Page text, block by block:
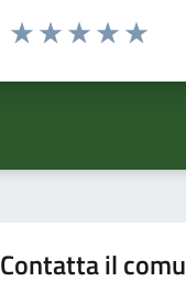
Valuta da 1 a 5 stelle la
Contatta il